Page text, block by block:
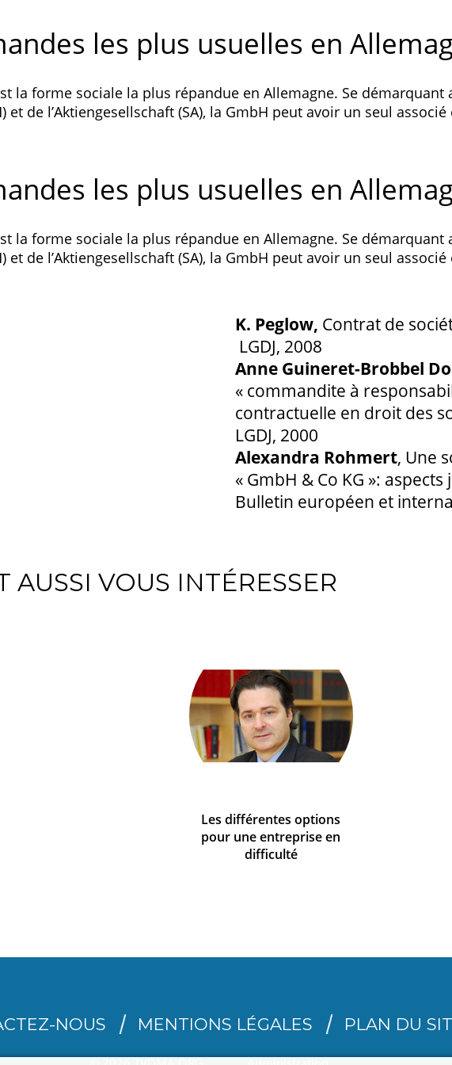
les plus usuelles en
la forme sociale la plus répandue en Allemagne. Se
de l’Aktiengesellschaft (SA), la GmbH peut avoir un seul
les plus usuelles en
la forme sociale la plus répandue en Allemagne. Se
de l’Aktiengesellschaft (SA), la GmbH peut avoir un seul
K. Peglow, Contrat de
LGDJ, 2008
Anne Guineret-Brobbel
« commandite à
contractuelle en droit des
LGDJ, 2000
Alexandra Rohmert, Une
« GmbH & Co KG »:
Bulletin européen et
VOUS INTÉRESSER
Les différentes options
pour une entreprise en
difficulté
NOUS MENTIONS LÉGALES PLAN DU